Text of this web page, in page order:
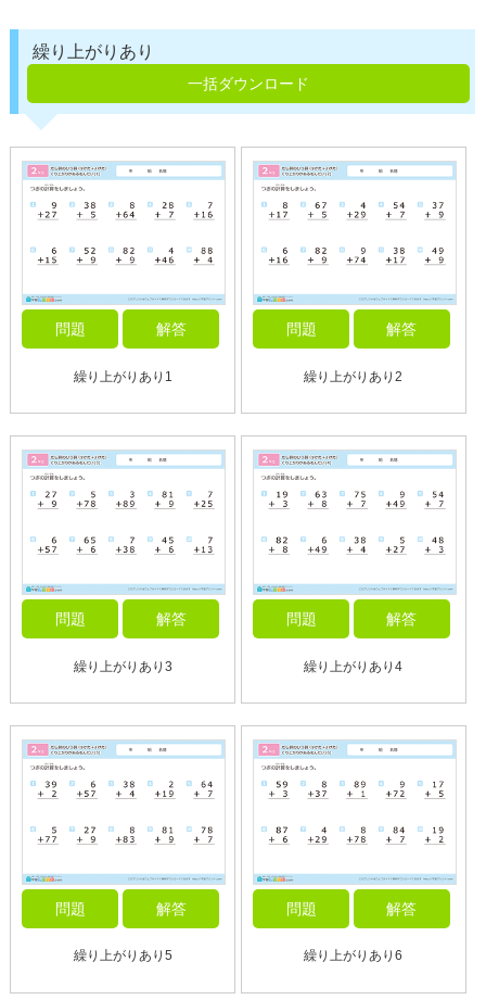
繰り上がりあり
一括ダウンロード
問題 解答
繰り上がりあり1
問題 解答
繰り上がりあり2
問題 解答
繰り上がりあり3
問題 解答
繰り上がりあり4
問題 解答
繰り上がりあり5
問題 解答
繰り上がりあり6